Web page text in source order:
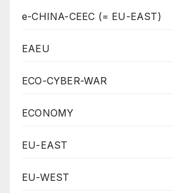
e-CHINA-CEEC (= EU-EAST)
EAEU
ECO-CYBER-WAR
ECONOMY
EU-EAST
EU-WEST